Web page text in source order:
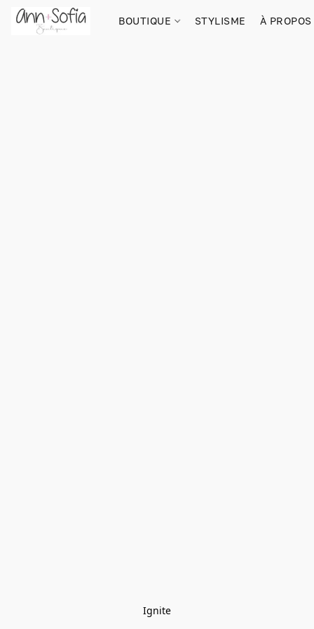
BOUTIQUE STYLISME À
Ignite